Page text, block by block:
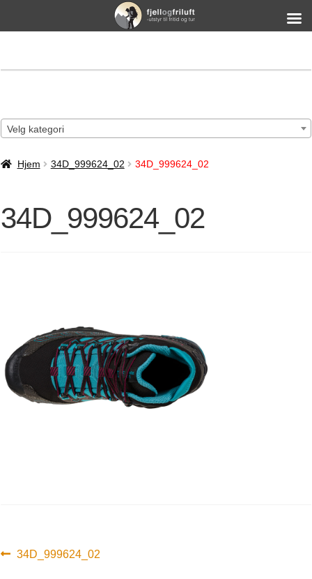
Velg kategori
Hjem 34D_999624_02 34D_999624_02
34D_999624_02
Innleggsnavigasjon
Forrige
34D_999624_02